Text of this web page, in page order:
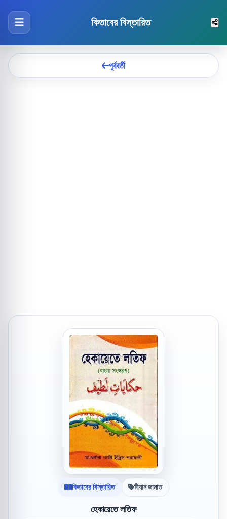
কিতাবের বিস্তারিত
পূর্ববর্তী
কিতাবের বিস্তারিত মীযান জামাত
হেকায়েতে লতিফ